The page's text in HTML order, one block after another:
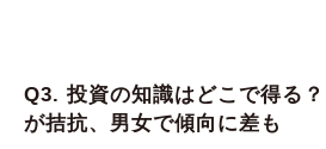
Q3. 投資の知識はどこで得る
が拮抗、男女で傾向に差も